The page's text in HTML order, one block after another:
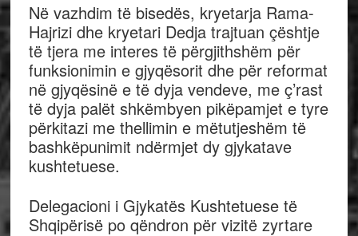
Në vazhdim të bisedës, kryetarja Rama-
Hajrizi dhe kryetari Dedja trajtuan çështje
të tjera me interes të përgjithshëm për
funksionimin e gjyqësorit dhe për reformat
në gjyqësinë e të dyja vendeve, me ç’rast
të dyja palët shkëmbyen pikëpamjet e tyre
përkitazi me thellimin e mëtutjeshëm të
bashkëpunimit ndërmjet dy gjykatave
kushtetuese.
Delegacioni i Gjykatës Kushtetuese të
Shqipërisë po qëndron për vizitë zyrtare